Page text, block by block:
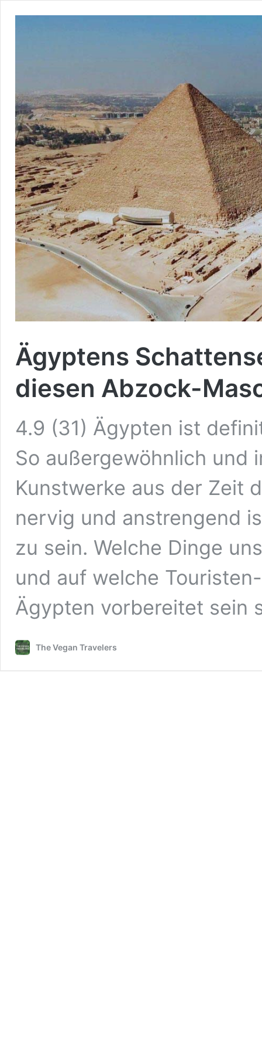
Ägyptens
diesen Abzock-
4.9 (31) Ägypten ist
So außergewöhnlich und
Kunstwerke aus der Zeit
nervig und anstrengend
zu sein. Welche Dinge
und auf welche
Ägypten vorbereitet
The Vegan Travelers